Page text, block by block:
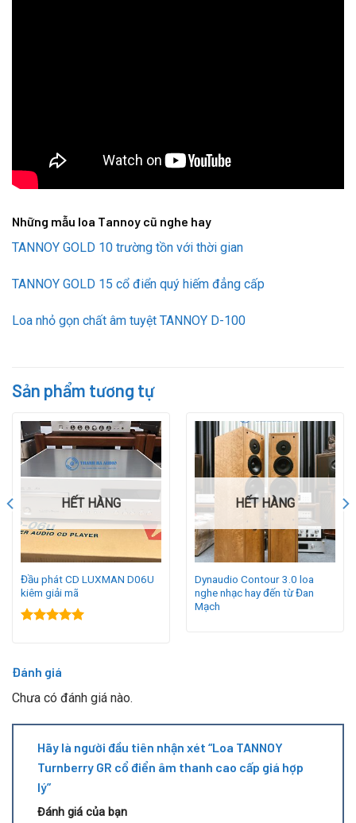
Những mẫu loa Tannoy cũ nghe hay
TANNOY GOLD 10 trường tồn với thời gian
TANNOY GOLD 15 cổ điển quý hiếm đẳng cấp
Loa nhỏ gọn chất âm tuyệt TANNOY D-100
Sản phẩm tương tự
HẾT HÀNG
Đầu phát CD LUXMAN D06U
kiêm giải mã
HẾT HÀNG
Dynaudio Contour 3.0 loa
nghe nhạc hay đến từ Đan
Mạch
Đánh giá
Chưa có đánh giá nào.
Hãy là người đầu tiên nhận xét “Loa TANNOY
Turnberry GR cổ điển âm thanh cao cấp giá hợp
lý”
Đánh giá của bạn